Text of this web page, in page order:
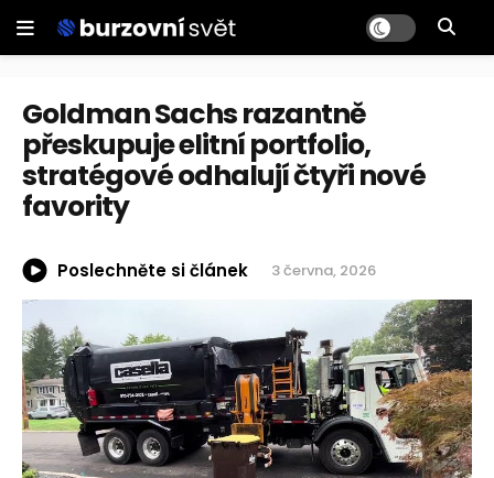
Goldman Sachs razantně
přeskupuje elitní portfolio,
stratégové odhalují čtyři nové
favority
Poslechněte si článek 3 června, 2026